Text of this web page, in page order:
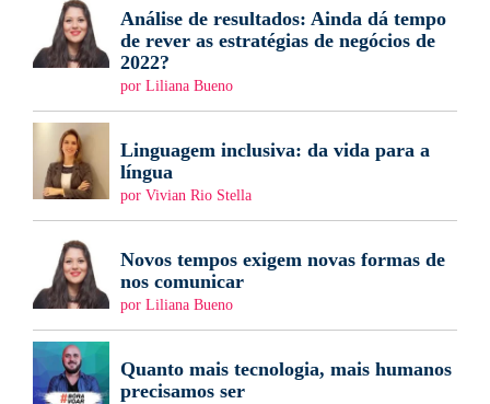
Análise de resultados: Ainda dá tempo
de rever as estratégias de negócios de
2022?
por Liliana Bueno
Linguagem inclusiva: da vida para a
língua
por Vivian Rio Stella
Novos tempos exigem novas formas de
nos comunicar
por Liliana Bueno
Quanto mais tecnologia, mais humanos
precisamos ser